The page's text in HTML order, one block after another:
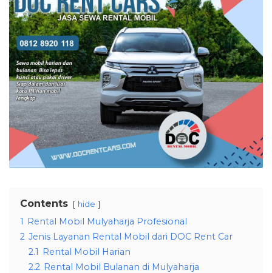
Contents hide
1 Rental Mobil Mulyaharja Profesional
2 Jenis Layanan Rental Mobil dari DOC Rent Car
2.1 Rental Mobil Harian
2.2 Rental Mobil Bulanan di Mulyaharja